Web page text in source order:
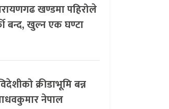
खण्डमा पहिरोले
बन्द, खुल्न एक घण्टा
क्रीडाभूमि बन्न
नेपाल